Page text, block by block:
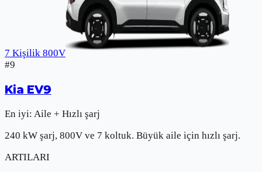
7 Kişilik 800V
#9
Kia EV9
En iyi: Aile + Hızlı şarj
240 kW şarj, 800V ve 7 koltuk. Büyük aile için hızlı şarj.
ARTILARI